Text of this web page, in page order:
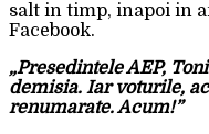
salt in timp, inapoi in
Facebook.
„Presedintele AEP,
demisia. Iar voturile,
renumarate. Acum!”